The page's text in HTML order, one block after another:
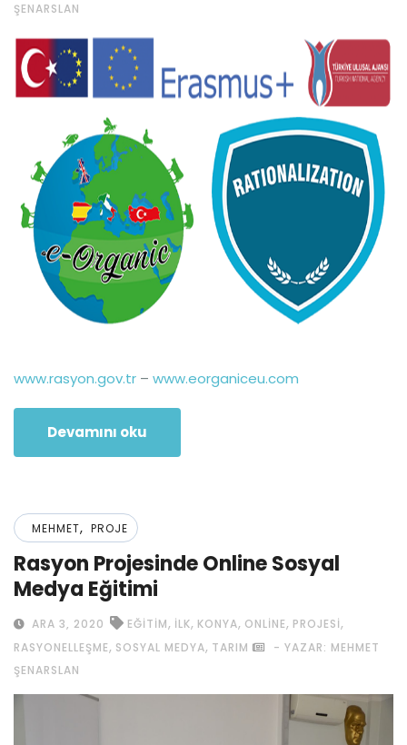
ŞENARSLAN
www.rasyon.gov.tr – www.eorganiceu.com
Devamını oku
MEHMET, PROJE
Rasyon Projesinde Online Sosyal
Medya Eğitimi
ARA 3, 2020 EĞITIM, ILK, KONYA, ONLINE, PROJESI,
RASYONELLEŞME, SOSYAL MEDYA, TARIM
- YAZAR: MEHMET
ŞENARSLAN